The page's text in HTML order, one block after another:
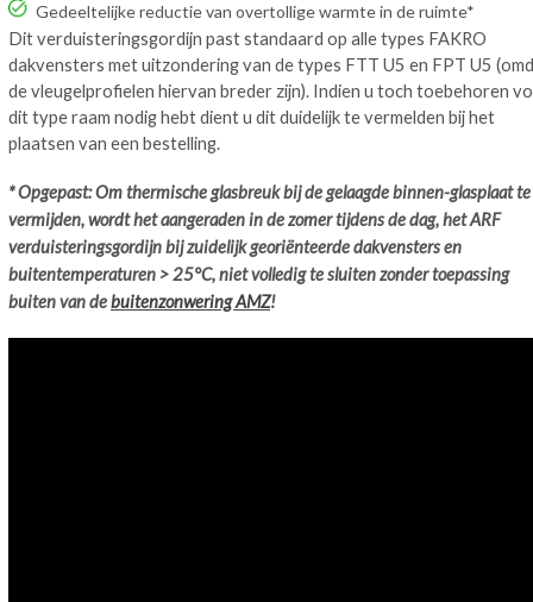
Gedeeltelijke reductie van overtollige warmte in de ruimte*
Dit verduisteringsgordijn past standaard op alle types FAKRO
dakvensters met uitzondering van de types FTT U5 en FPT U5
de vleugelprofielen hiervan breder zijn). Indien u toch toebehoren
dit type raam nodig hebt dient u dit duidelijk te vermelden bij het
plaatsen van een bestelling.
* Opgepast: Om thermische glasbreuk bij de gelaagde binnen-glasplaat te
vermijden, wordt het aangeraden in de zomer tijdens de dag, het ARF
verduisteringsgordijn bij zuidelijk georiënteerde dakvensters en
buitentemperaturen > 25°C, niet volledig te sluiten zonder toepassing
buiten van debuitenzonwering AMZ!